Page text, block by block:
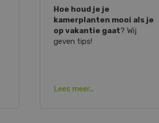
Hoe houd je je
kamerplanten mooi als je
op vakantie gaat? Wij
geven tips!
Lees meer...